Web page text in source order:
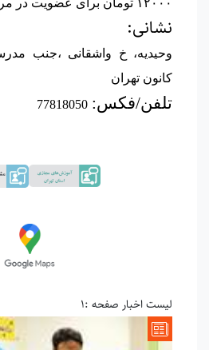
۱۲۰۰۰ تومان برای عضویت در مرکز حقیقی
نشانی:
کانون تهران
تلفن/فکس:
77818050
لیست اخبار صفحه :1